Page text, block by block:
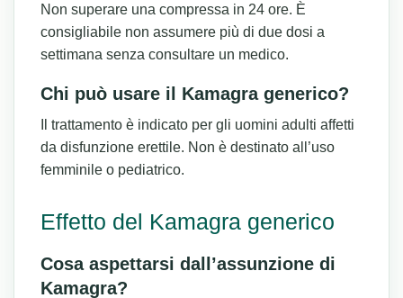
Non superare una compressa in 24 ore. È
consigliabile non assumere più di due dosi a
settimana senza consultare un medico.
Chi può usare il Kamagra generico?
Il trattamento è indicato per gli uomini adulti affetti
da disfunzione erettile. Non è destinato all’uso
femminile o pediatrico.
Effetto del Kamagra generico
Cosa aspettarsi dall’assunzione di
Kamagra?